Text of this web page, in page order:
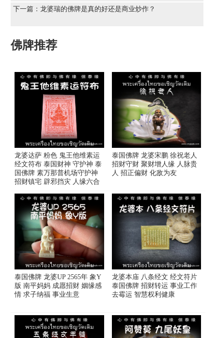
下一篇：龙婆瑞的佛牌是真的好还是商业炒作？
佛牌推荐
龙婆达萨 粉色 鬼王他维素运
经文符布 泰国财神 守护神 泰
国佛牌 素万那普机场守护神
招财镇宅 辟邪挡灾 人缘六合
泰国佛牌 龙婆宋鹏 徐祝老人
招财守财 聚财增人缘 人脉贵
人 招正偏财 化敌为友
泰国佛牌 龙婆UP 2565年 象Y
版 南平妈妈 成愿招财 姻缘感
情 求子纳福 事业生意
龙婆本庙 八条经文 经文符片
泰国佛牌 招财转运 事业工作
去霉运 智慧权利健康